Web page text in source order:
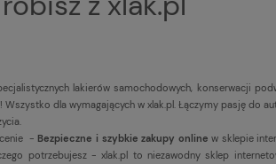
lakierów samochodowych, konserwacji
dla wymagających w xlak.pl. Łączymy pasję
- Bezpieczne i szybkie zakupy onlinew sklepie
potrzebujesz - xlak.pl to niezawodny sklep